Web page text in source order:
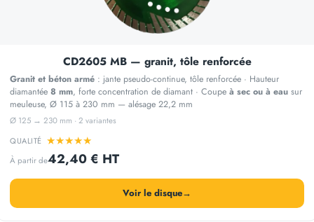
CD2605 MB — granit, tôle renforcée
Granit et béton armé : jante pseudo-continue, tôle renforcée · Hauteur
diamantée 8 mm, forte concentration de diamant · Coupe à sec ou à eau sur
meuleuse, Ø 115 à 230 mm — alésage 22,2 mm
Ø 125 → 230 mm · 2 variantes
QUALITÉ ★★★★★
À partir de42,40 € HT
Voir le disque→